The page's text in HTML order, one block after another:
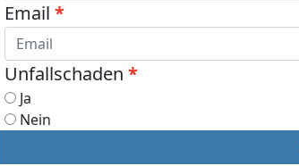
Email
Unfallschaden
Ja
Nein